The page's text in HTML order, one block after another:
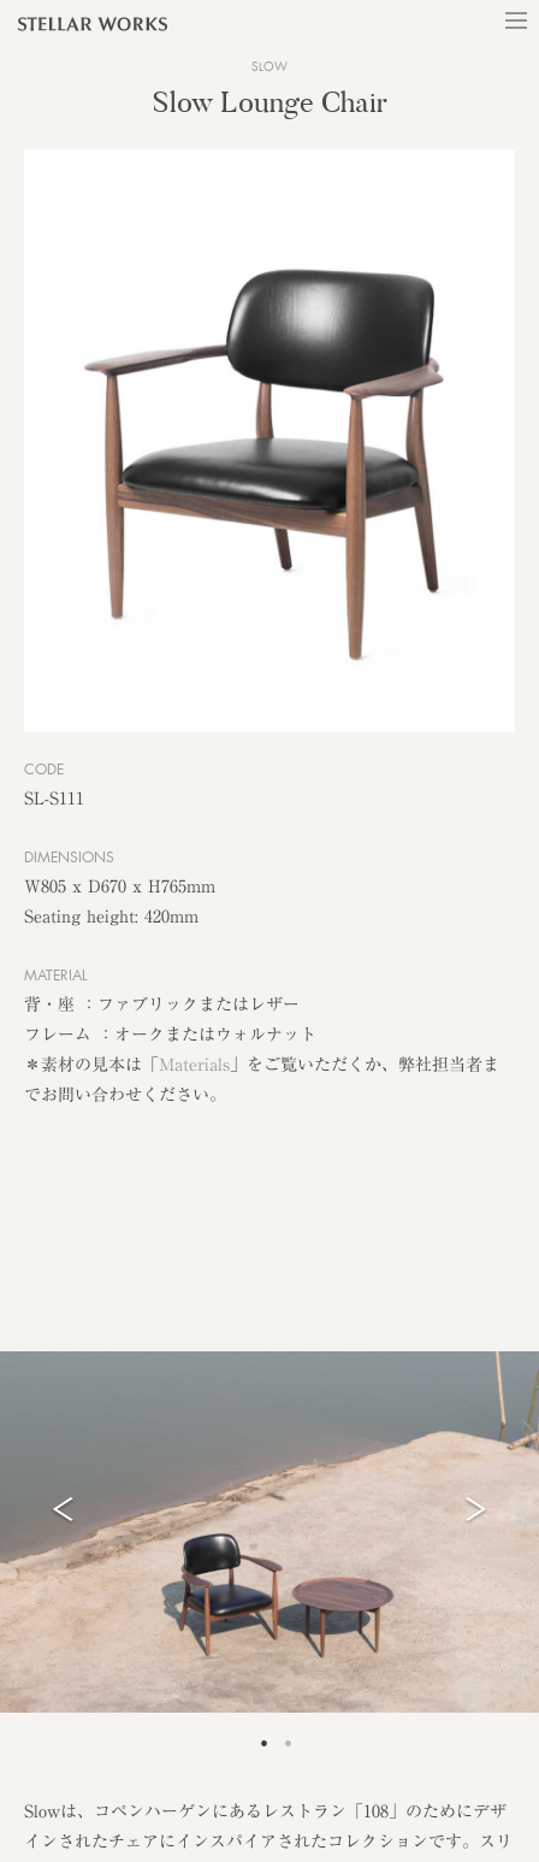
SLOW
Slow Lounge Chair
CODE
SL-S111
DIMENSIONS
W805 x D670 x H765mm
Seating height: 420mm
MATERIAL
背・座 ：ファブリックまたはレザー
フレーム ：オークまたはウォルナット
＊素材の見本は「 Materials 」をご覧いただくか、弊社担当者ま
でお問い合わせください。
Slowは、コペンハーゲンにあるレストラン「108」のためにデザ
インされたチェアにインスパイアされたコレクションです。スリ